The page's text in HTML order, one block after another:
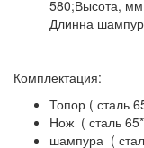
580;Высота,
Длинна
Комплектация:
Топор ( сталь
Нож ( сталь
шампура (